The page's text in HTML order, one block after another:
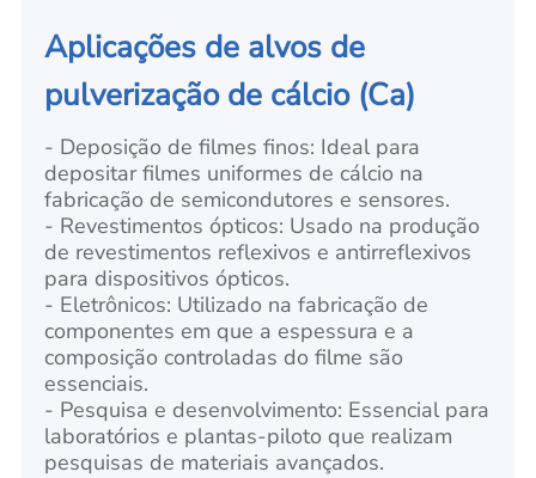
Aplicações de alvos de
pulverização de cálcio (Ca)
- Deposição de filmes finos: Ideal para
depositar filmes uniformes de cálcio na
fabricação de semicondutores e sensores.
- Revestimentos ópticos: Usado na produção
de revestimentos reflexivos e antirreflexivos
para dispositivos ópticos.
- Eletrônicos: Utilizado na fabricação de
componentes em que a espessura e a
composição controladas do filme são
essenciais.
- Pesquisa e desenvolvimento: Essencial para
laboratórios e plantas-piloto que realizam
pesquisas de materiais avançados.